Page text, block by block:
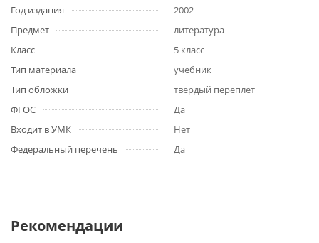
Год издания
2002
Предмет
литература
Класс
5 класс
Тип материала
учебник
Тип обложки
твердый переплет
ФГОС
Да
Входит в УМК
Нет
Федеральный перечень
Да
Рекомендации